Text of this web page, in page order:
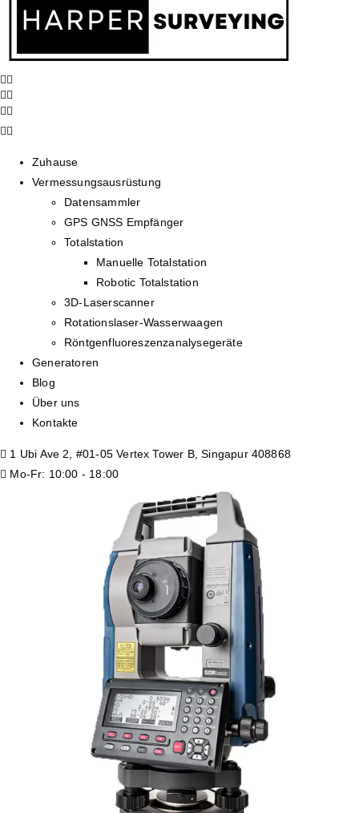
Zuhause
Vermessungsausrüstung
Datensammler
GPS GNSS Empfänger
Totalstation
Manuelle Totalstation
Robotic Totalstation
3D-Laserscanner
Rotationslaser-Wasserwaagen
Röntgenfluoreszenzanalysegeräte
Generatoren
Blog
Über uns
Kontakte
1 Ubi Ave 2, #01-05 Vertex Tower B, Singapur 408868
Mo-Fr: 10:00 - 18:00